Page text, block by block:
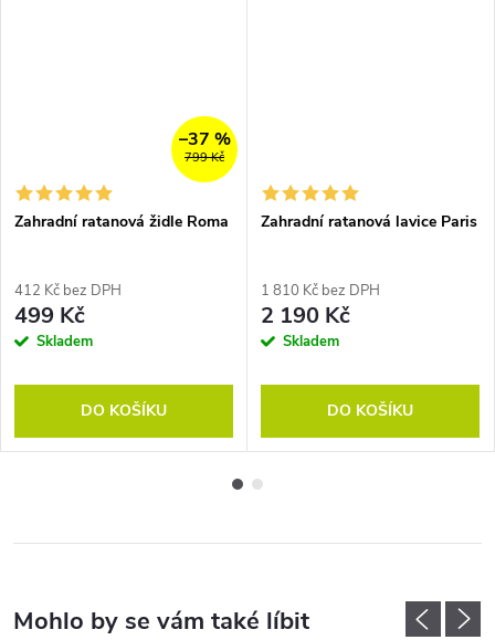
799 Kč
–37 %
Zahradní ratanová židle Roma
412 Kč bez DPH
499 Kč
Skladem
DO KOŠÍKU
Zahradní ratanová lavice Paris
1 810 Kč bez DPH
2 190 Kč
Skladem
DO KOŠÍKU